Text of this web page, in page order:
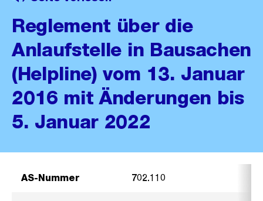
Reglement über die
Anlaufstelle in Bausachen
(Helpline) vom 13. Januar
2016 mit Änderungen bis
5. Januar 2022
AS-Nummer 702.110